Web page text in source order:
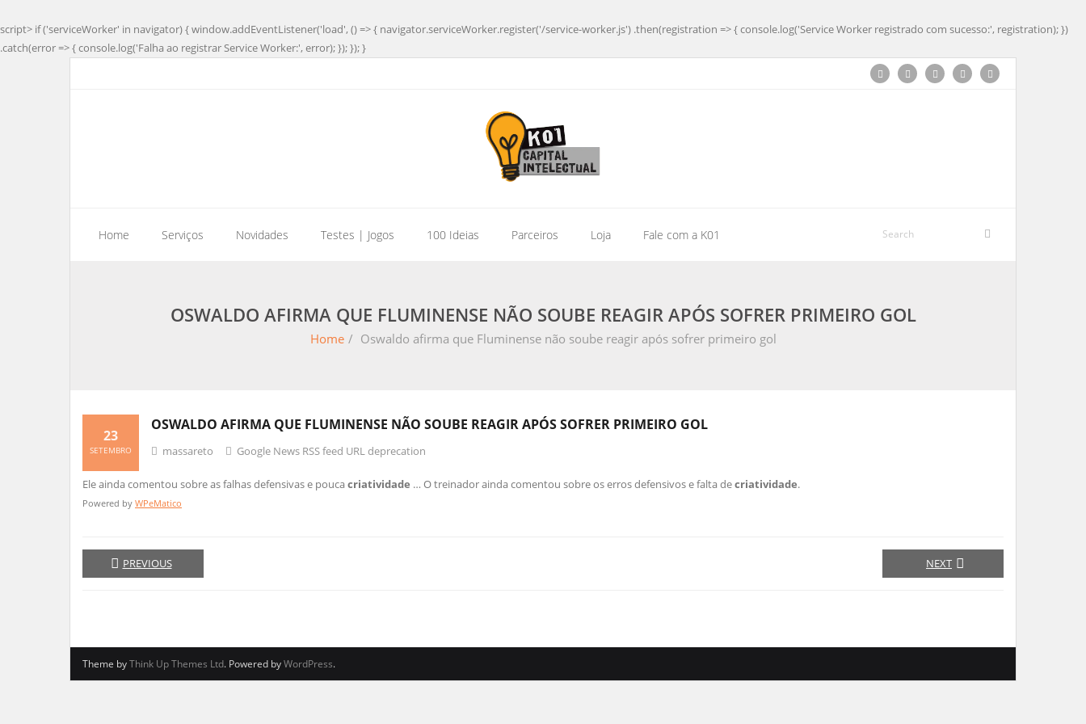
script> if ('serviceWorker' in navigator) { window.addEventListener('load', () => { navigator.serviceWorker.register('/service-worker.js') .then(registration => { console.log('Service Worker registrado com sucesso:', registration); })
.catch(error => { console.log('Falha ao registrar Service Worker:', error); }); }); }
Home Serviços Novidades Testes | Jogos 100 Ideias Parceiros Loja Fale com a K01
OSWALDO AFIRMA QUE FLUMINENSE NÃO SOUBE REAGIR APÓS SOFRER PRIMEIRO GOL
Home / Oswaldo afirma que Fluminense não soube reagir após sofrer primeiro gol
OSWALDO AFIRMA QUE FLUMINENSE NÃO SOUBE REAGIR APÓS SOFRER PRIMEIRO GOL
23
SETEMBRO massareto Google News RSS feed URL deprecation
Ele ainda comentou sobre as falhas defensivas e poucacriatividade … O treinador ainda comentou sobre os erros defensivos e falta decriatividade.
Powered by WPeMatico
PREVIOUS NEXT
Theme byThink Up Themes Ltd. Powered byWordPress.